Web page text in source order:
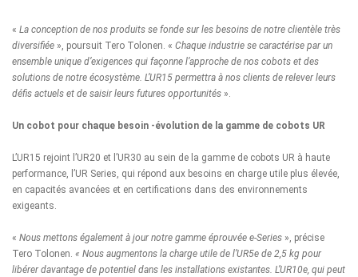
« La conception de nos produits se fonde sur les besoins de notre clientèle très
diversifiée », poursuit Tero Tolonen. « Chaque industrie se caractérise par un
ensemble unique d’exigences qui façonne l’approche de nos cobots et des
solutions de notre écosystème. L’UR15 permettra à nos clients de relever leurs
défis actuels et de saisir leurs futures opportunités ».
Un cobot pour chaque besoin -évolution de la gamme de cobots UR
L’UR15 rejoint l’UR20 et l’UR30 au sein de la gamme de cobots UR à haute
performance, l’UR Series, qui répond aux besoins en charge utile plus élevée,
en capacités avancées et en certifications dans des environnements
exigeants.
« Nous mettons également à jour notre gamme éprouvée e-Series », précise
Tero Tolonen. « Nous augmentons la charge utile de l’UR5e de 2,5 kg pour
libérer davantage de potentiel dans les installations existantes. L’UR10e, qui peut